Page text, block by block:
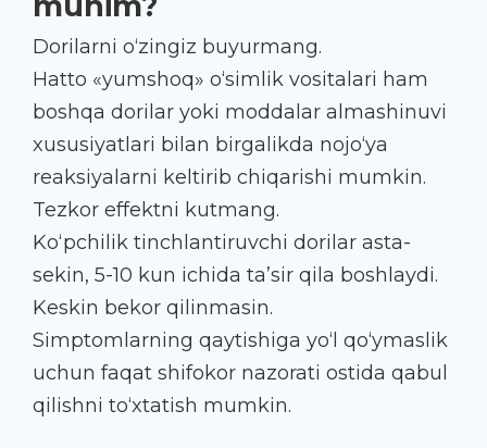
Dorilarni o‘zingiz buyurmang.
Hatto «yumshoq» o‘simlik vositalari ham
boshqa dorilar yoki moddalar almashinuvi
xususiyatlari bilan birgalikda nojo‘ya
reaksiyalarni keltirib chiqarishi mumkin.
Tezkor effektni kutmang.
Ko‘pchilik tinchlantiruvchi dorilar asta-
sekin, 5-10 kun ichida ta’sir qila boshlaydi.
Keskin bekor qilinmasin.
Simptomlarning qaytishiga yo‘l qo‘ymaslik
uchun faqat shifokor nazorati ostida qabul
qilishni to‘xtatish mumkin.